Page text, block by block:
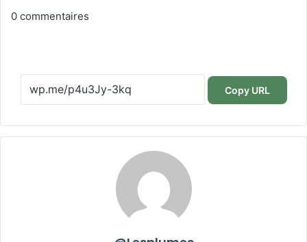
0 commentaires
Copy URL